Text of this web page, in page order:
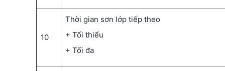
10
Thời gian sơn lớp tiếp theo
+ Tối thiểu
+ Tối đa